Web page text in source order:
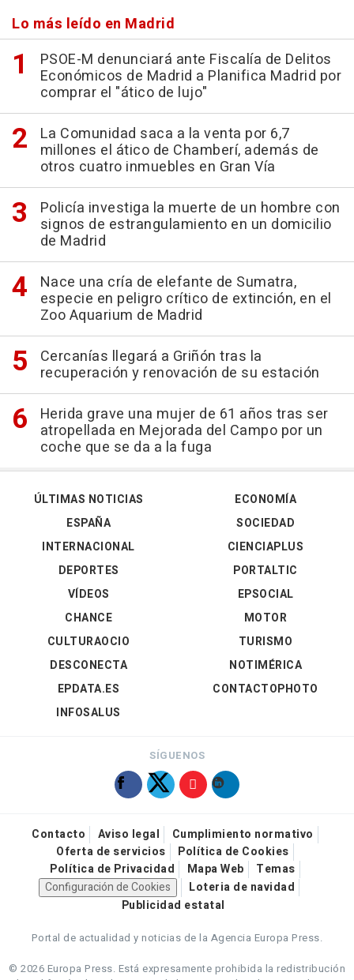
Lo más leído en Madrid
PSOE-M denunciará ante Fiscalía de Delitos
Económicos de Madrid a Planifica Madrid por
comprar el "ático de lujo"
La Comunidad saca a la venta por 6,7
millones el ático de Chamberí, además de
otros cuatro inmuebles en Gran Vía
Policía investiga la muerte de un hombre con
signos de estrangulamiento en un domicilio
de Madrid
Nace una cría de elefante de Sumatra,
especie en peligro crítico de extinción, en el
Zoo Aquarium de Madrid
Cercanías llegará a Griñón tras la
recuperación y renovación de su estación
Herida grave una mujer de 61 años tras ser
atropellada en Mejorada del Campo por un
coche que se da a la fuga
ÚLTIMAS NOTICIAS
ESPAÑA
INTERNACIONAL
DEPORTES
VÍDEOS
ECONOMÍA
SOCIEDAD
CIENCIAPLUS
PORTALTIC
EPSOCIAL
CHANCE
CULTURAOCIO
DESCONECTA
EPDATA.ES
INFOSALUS
MOTOR
TURISMO
NOTIMÉRICA
CONTACTOPHOTO
SÍGUENOS
Contacto Aviso legal
Cumplimiento normativo
Oferta de servicios
Política de Cookies
Política de Privacidad
Mapa Web
Temas
Configuración de Cookies
Loteria de navidad
Publicidad estatal
Portal de actualidad y noticias de la Agencia Europa Press.
© 2026 Europa Press. Está expresamente prohibida la redistribución